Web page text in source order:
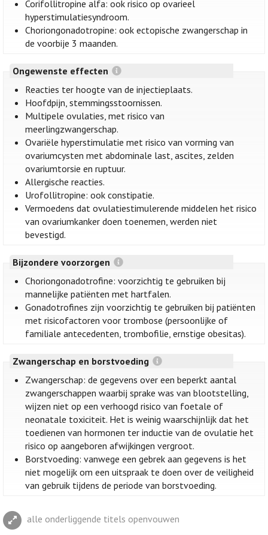
Corifollitropine alfa: ook risico op ovarieel
hyperstimulatiesyndroom.
Choriongonadotropine: ook ectopische zwangerschap in
de voorbije 3 maanden.
Ongewenste effecten
Reacties ter hoogte van de injectieplaats.
Hoofdpijn, stemmingsstoornissen.
Multipele ovulaties, met risico van
meerlingzwangerschap.
Ovariële hyperstimulatie met risico van vorming van
ovariumcysten met abdominale last, ascites, zelden
ovariumtorsie en ruptuur.
Allergische reacties.
Urofollitropine: ook constipatie.
Vermoedens dat ovulatiestimulerende middelen het risico
van ovariumkanker doen toenemen, werden niet
bevestigd.
Bijzondere voorzorgen
Choriongonadotrofine: voorzichtig te gebruiken bij
mannelijke patiënten met hartfalen.
Gonadotrofines zijn voorzichtig te gebruiken bij patiënten
met risicofactoren voor trombose (persoonlijke of
familiale antecedenten, trombofilie, ernstige obesitas).
Zwangerschap en borstvoeding
Zwangerschap: de gegevens over een beperkt aantal
zwangerschappen waarbij sprake was van blootstelling,
wijzen niet op een verhoogd risico van foetale of
neonatale toxiciteit. Het is weinig waarschijnlijk dat het
toedienen van hormonen ter inductie van de ovulatie het
risico op aangeboren afwijkingen vergroot.
Borstvoeding: vanwege een gebrek aan gegevens is het
niet mogelijk om een uitspraak te doen over de veiligheid
van gebruik tijdens de periode van borstvoeding.
alle onderliggende titels openvouwen